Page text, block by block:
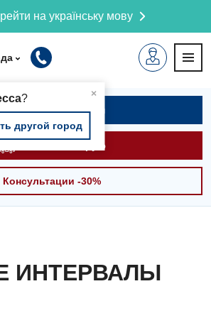
на українську мову
×
?
другой город
на приём
Вызвать скорую
Консультации -30%
ИНТЕРВАЛЫ